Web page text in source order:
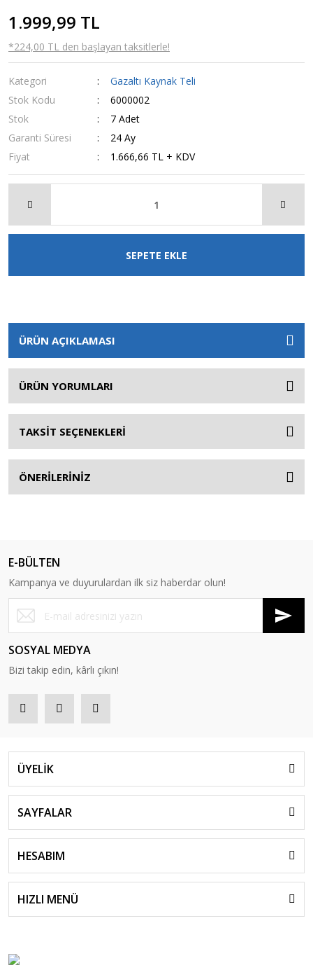
1.999,99 TL
*224,00 TL den başlayan taksitlerle!
Kategori
Gazaltı Kaynak Teli
Stok Kodu
6000002
Stok
7 Adet
Garanti Süresi
24 Ay
Fiyat
1.666,66 TL + KDV
SEPETE EKLE
ÜRÜN AÇIKLAMASI
ÜRÜN YORUMLARI
TAKSİT SEÇENEKLERİ
ÖNERİLERİNİZ
E-BÜLTEN
Kampanya ve duyurulardan ilk siz haberdar olun!
SOSYAL MEDYA
Bizi takip edin, kârlı çıkın!
ÜYELİK
SAYFALAR
HESABIM
HIZLI MENÜ